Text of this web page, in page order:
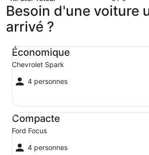
Besoin d'une voiture
arrivé ?
Économique
Chevrolet Spark
4 personnes
Économique Chevrolet Spark
Compacte
Ford Focus
4 personnes
Compacte Ford Focus